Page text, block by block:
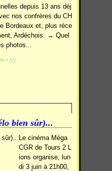
depuis 13 ans déj
nos confrères du CH
Bordeaux et, plus réce
Ardéchois. → Quel
photos...
[#]
bien sûr)...
Le cinéma Méga
CGR de Tours 2 L
ions organise, lun
di 3 juin à 21h00,